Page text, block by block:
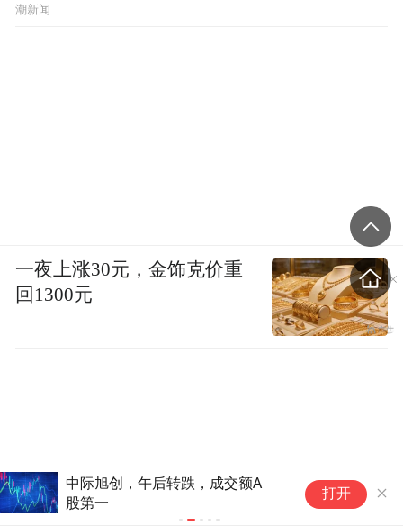
彤程新材（603650）披露发行境外上市股
份（H股）获证监会备案，8月7日股价上
智通港股空
打开
潮新闻
一夜上涨30元，金饰克价重
回1300元